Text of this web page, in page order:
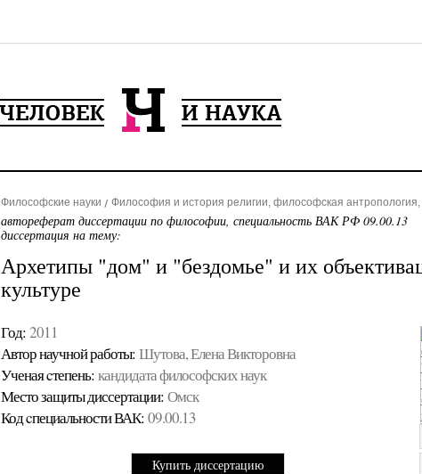
Философские науки Философия и история религии, философская
автореферат диссертации по философии, специальность ВАК РФ 09.00.13
диссертация на тему:
Архетипы "дом" и "бездомье" и их
культуре
Год: 2011
Автор научной работы: Шутова, Елена Викторовна
Ученая cтепень: кандидата философских наук
Место защиты диссертации: Омск
Код cпециальности ВАК: 09.00.13
Купить диссертацию